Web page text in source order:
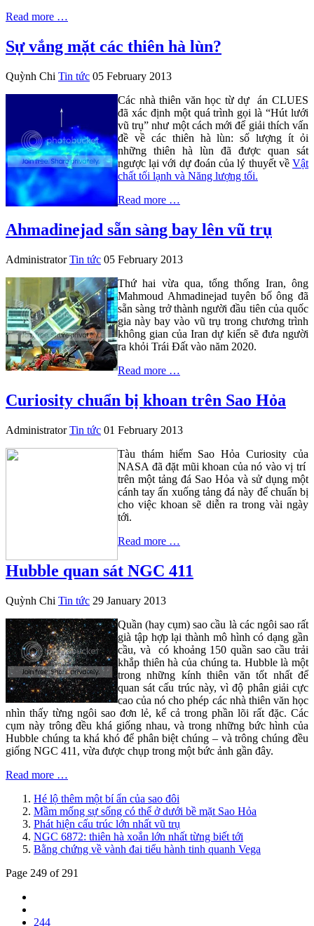
Read more …
Sự vắng mặt các thiên hà lùn?
Quỳnh Chi Tin tức 05 February 2013
Các nhà thiên văn học từ dự án CLUES
đã xác định một quá trình gọi là “Hút lưới
vũ trụ” như một cách mới để giải thích vấn
đề về các thiên hà lùn: số lượng ít ỏi
những thiên hà lùn đã được quan sát
ngược lại với dự đoán của lý thuyết về Vật
chất tối lạnh và Năng lượng tối.
Read more …
Ahmadinejad sẵn sàng bay lên vũ trụ
Administrator Tin tức 05 February 2013
Thứ hai vừa qua, tổng thống Iran, ông
Mahmoud Ahmadinejad tuyên bố ông đã
sẵn sàng trở thành người đầu tiên của quốc
gia này bay vào vũ trụ trong chương trình
không gian của Iran dự kiến sẽ đưa người
ra khỏi Trái Đất vào năm 2020.
Read more …
Curiosity chuẩn bị khoan trên Sao Hỏa
Administrator Tin tức 01 February 2013
Tàu thám hiểm Sao Hỏa Curiosity của
NASA đã đặt mũi khoan của nó vào vị trí
trên một tảng đá Sao Hỏa và sử dụng một
cánh tay ấn xuống tảng đá này để chuẩn bị
cho việc khoan sẽ diễn ra trong vài ngày
tới.
Read more …
Hubble quan sát NGC 411
Quỳnh Chi Tin tức 29 January 2013
Quần (hay cụm) sao cầu là các ngôi sao rất
già tập hợp lại thành mô hình có dạng gần
cầu, và có khoảng 150 quần sao cầu trải
khắp thiên hà của chúng ta. Hubble là một
trong những kính thiên văn tốt nhất để
quan sát cấu trúc này, vì độ phân giải cực
cao của nó cho phép các nhà thiên văn học
nhìn thấy từng ngôi sao đơn lẻ, kể cả trong phần lõi rất đặc. Các
cụm này trông đều khá giống nhau, và trong những bức hình của
Hubble chúng ta khá khó để phân biệt chúng – và trông chúng đều
giống NGC 411, vừa được chụp trong một bức ảnh gần đây.
Read more …
Hé lộ thêm một bí ẩn của sao đôi
Mầm mống sự sống có thể ở dưới bề mặt Sao Hỏa
Phát hiện cấu trúc lớn nhất vũ trụ
NGC 6872: thiên hà xoắn lớn nhất từng biết tới
Bằng chứng về vành đai tiểu hành tinh quanh Vega
Page 249 of 291
244